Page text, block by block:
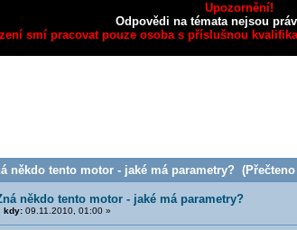
Upozornění!
Odpovědi na témata nejsou
smí pracovat pouze osoba s příslušnou
někdo tento motor - jaké má parametry? (Přečteno
někdo tento motor - jaké má parametry?
kdy:09.11.2010, 01:00 »